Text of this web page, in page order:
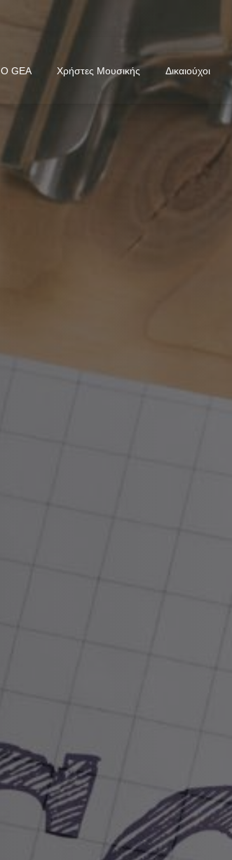
O GEA Χρήστες Μουσικής Δικαιούχοι